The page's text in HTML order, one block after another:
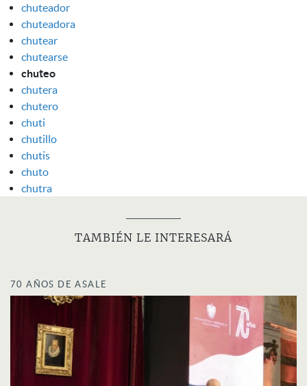
chuteador
chuteadora
chutear
chutearse
chuteo
chutera
chutero
chuti
chutillo
chutis
chuto
chutra
TAMBIÉN LE INTERESARÁ
70 AÑOS DE ASALE